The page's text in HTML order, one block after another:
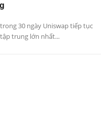
30 ngày Uniswap tiếp tục
trung lớn nhất...